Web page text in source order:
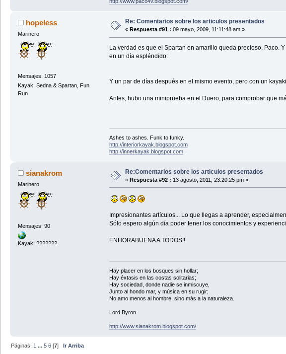
hopeless
Marinero
Mensajes: 1057
Kayak: Sedna & Spartan, Fun
Run
Re: Comentarios sobre los articulos presentados
« Respuesta #91 : 09 mayo, 2009, 11:11:48 am »
La verdad es que el Spartan en amarillo queda precioso, Paco.
en un día espléndido:
Y un par de días después en el mismo evento, pero con un
Antes, hubo una miniprueba en el Duero, para comprobar que
Ashes to ashes. Funk to funky.
http://interiorkayak.blogspot.com
http://innerkayak.blogspot.com
sianakrom
Marinero
Mensajes: 90
Kayak: ???????
Re:Comentarios sobre los articulos presentados
« Respuesta #92 : 13 agosto, 2011, 23:20:25 pm »
Impresionantes artículos... Lo que llegas a aprender,
Sólo espero algún día poder tener los conocimientos y
ENHORABUENA A TODOS!!
Hay placer en los bosques sin hollar;
Hay éxtasis en las costas solitarias;
Hay sociedad, donde nadie se inmiscuye,
Junto al hondo mar, y música en su rugir;
No amo menos al hombre, sino más a la naturaleza.
Lord Byron.
http://www.sianakrom.blogspot.com/
Páginas: 1 ...5 6 [7]Ir Arriba